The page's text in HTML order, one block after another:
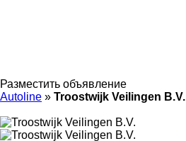
Разместить объявление
Autoline » Troostwijk Veilingen B.V.